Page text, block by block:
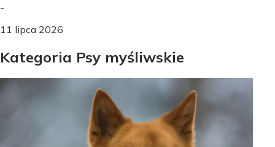
-
11 lipca 2026
Kategoria Psy myśliwskie